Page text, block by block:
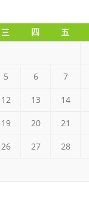
三 四 五
5 6 7
12 13 14
19 20 21
26 27 28